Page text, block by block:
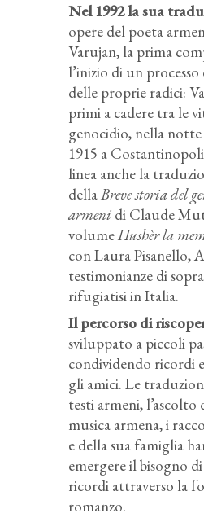
Nel 1992 la sua
opere del poeta
Varujan, la prima
l’inizio di un
delle proprie radici:
primi a cadere tra le
genocidio, nella
1915 a
linea anche la
dellaBreve storia del
armeni di Claude
volumeHushèr la
con Laura Pisanello,
testimonianze di
rifugiatisi in Italia.
Il percorso di
sviluppato a piccoli
condividendo ricordi
gli amici. Le
testi armeni,
musica armena, i
e della sua famiglia
emergere il bisogno
ricordi attraverso la
romanzo.